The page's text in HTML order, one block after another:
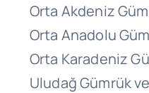
Orta Akdeniz
Orta Anadolu
Orta Karadeniz
Uludağ Gümrük